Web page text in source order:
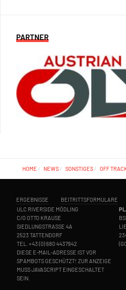
PARTNER
HOME NEWS SONSTIGES OFF
ERGEBNISSE BEITRITTSFORMULARE
ULC RIVERSIDE MÖDLING
C/O OTTO KRAUSE
SIEDLUNGSTRASSE 4A
2523 TATTENDORF
TEL. +43 (0) 680 4437942
DIESE E-MAIL-ADRESSE IST VOR
SPAMBOTS GESCHÜTZT! ZUR ANZEIGE
MUSS JAVASCRIPT EINGESCHALTET
SEIN.
(